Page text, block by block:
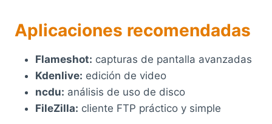
Aplicaciones recomendadas
Flameshot: capturas de pantalla avanzadas
Kdenlive: edición de video
ncdu: análisis de uso de disco
FileZilla: cliente FTP práctico y simple